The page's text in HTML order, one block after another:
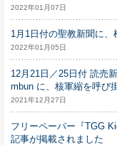
2022年01月07日
1月1日付の聖教新聞に
2022年01月05日
12月21日／25日付 読売
mbun に、核軍縮を呼び
2021年12月27日
フリーペーパー『TGG
記事が掲載されました